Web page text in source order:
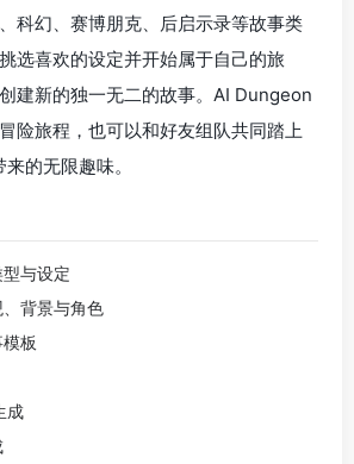
科幻、赛博朋克、后启示录等故事类
选喜欢的设定并开始属于自己的旅
建新的独一无二的故事。AI Dungeon
险旅程，也可以和好友组队共同踏上
的无限趣味。
与设定
背景与角色
板
成